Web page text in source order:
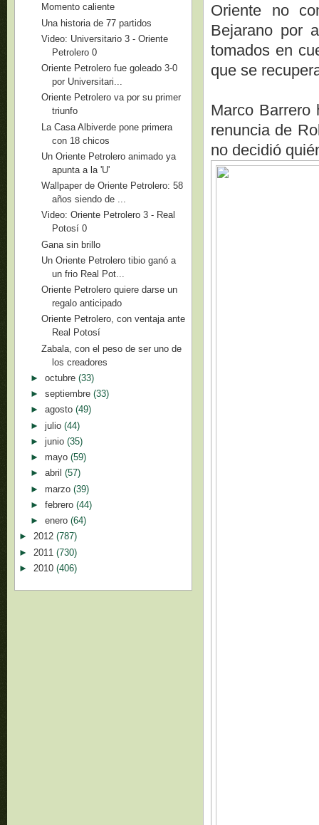
Oriente no
Bejarano por
tomados en
que se
Marco Barrero
renuncia de
no decidió
Momento caliente
Una historia de 77 partidos
Video: Universitario 3 - Oriente
Petrolero 0
Oriente Petrolero fue goleado 3-0
por Universitari...
Oriente Petrolero va por su primer
triunfo
La Casa Albiverde pone primera
con 18 chicos
Un Oriente Petrolero animado ya
apunta a la 'U'
Wallpaper de Oriente Petrolero: 58
años siendo de ...
Video: Oriente Petrolero 3 - Real
Potosí 0
Gana sin brillo
Un Oriente Petrolero tibio ganó a
un frio Real Pot...
Oriente Petrolero quiere darse un
regalo anticipado
Oriente Petrolero, con ventaja ante
Real Potosí
Zabala, con el peso de ser uno de
los creadores
► octubre (33)
► septiembre (33)
► agosto (49)
► julio (44)
► junio (35)
► mayo (59)
► abril (57)
► marzo (39)
► febrero (44)
► enero (64)
► 2012 (787)
► 2011 (730)
► 2010 (406)